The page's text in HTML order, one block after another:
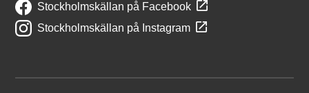
Stockholmskällan på Facebook
Stockholmskällan på Instagram